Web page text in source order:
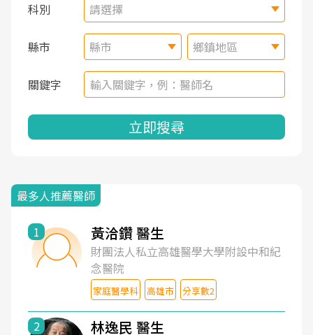
科別 請選擇
縣市 縣市 鄉鎮地區
關鍵字
立即搜尋
最多人推薦醫師
1 黃洽鑽 醫生
財團法人私立高雄醫學大學附設中和紀
念醫院
家庭醫學科 高雄市 分享數2
2 林逸民 醫生